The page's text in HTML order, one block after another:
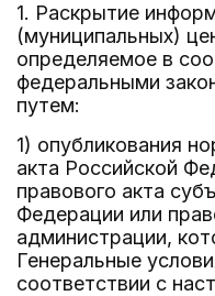
1. Раскрытие
(муниципальных)
определяемое в
федеральными
путем:
1) опубликования
акта Российской
правового акта
Федерации или
администрации,
Генеральные
соответствии с